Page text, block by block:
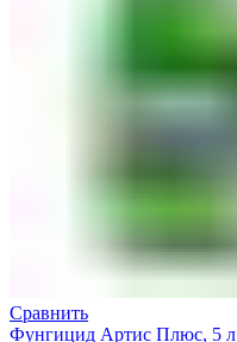
Сравнить
Фунгицид Артис Плюс, 5 л